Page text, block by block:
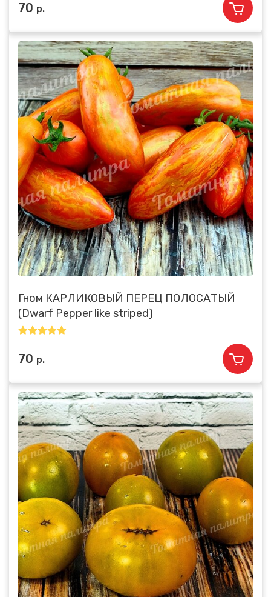
70 р.
Гном КАРЛИКОВЫЙ ПЕРЕЦ ПОЛОСАТЫЙ
(Dwarf Pepper like striped)
70 р.